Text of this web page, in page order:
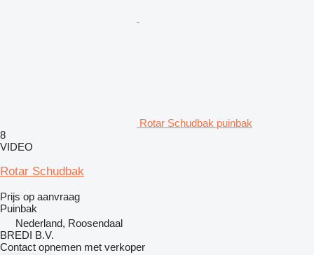
Rotar Schudbak puinbak
8
VIDEO
Rotar Schudbak
Prijs op aanvraag
Puinbak
Nederland, Roosendaal
BREDI B.V.
Contact opnemen met verkoper